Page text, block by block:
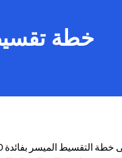
خطة
التقسيط الميسر بفائدة 0%.